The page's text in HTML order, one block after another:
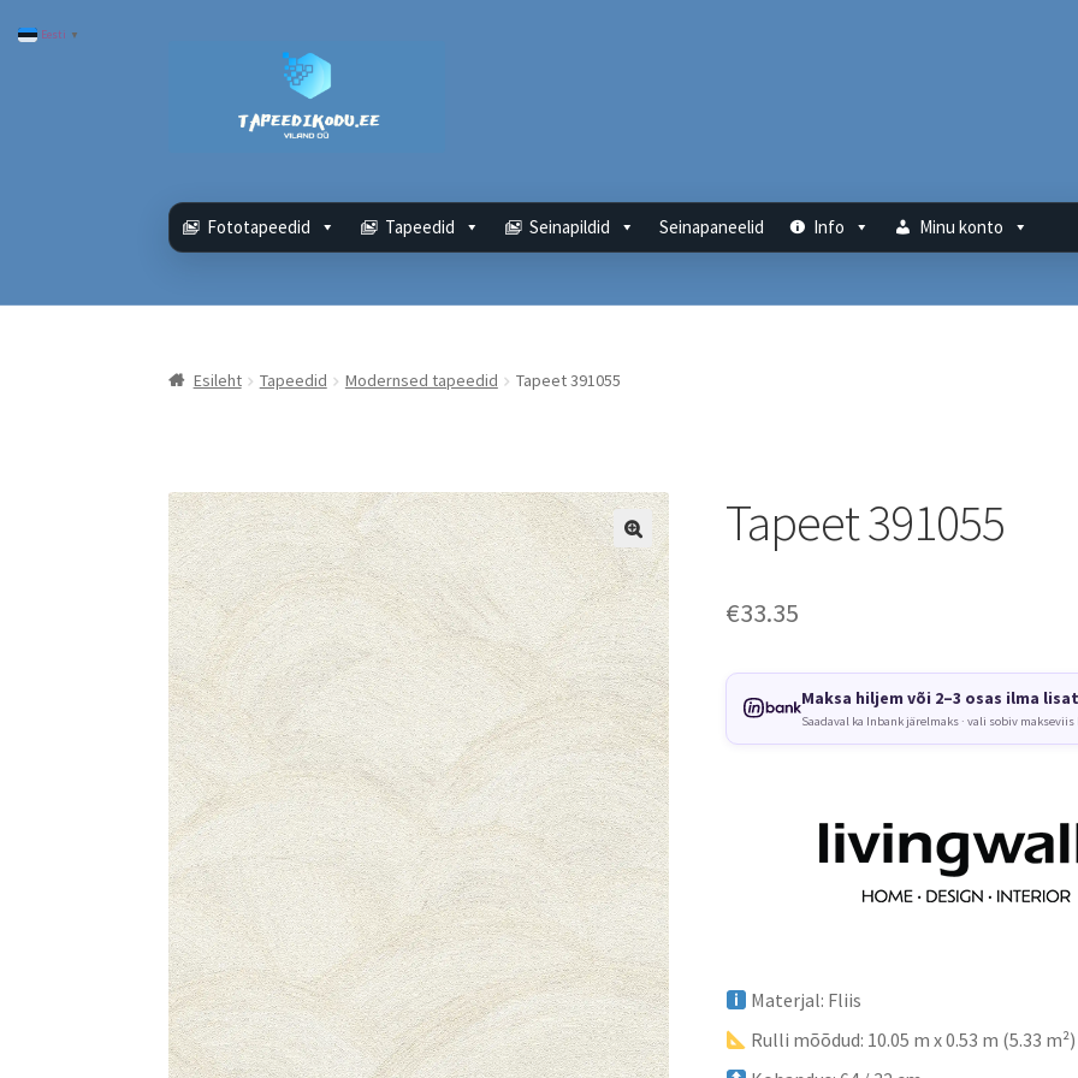
navigeerimisele
Fototapeedid Tapeedid Seinapildid Seinapaneelid Info Minu konto
Esileht Tapeedid Modernsed tapeedid Tapeet 391055
Tapeet 391055
€33.35
Maksa hiljem või 2–3 osas ilma
Saadaval ka Inbank järelmaks · vali sobiv makseviis
Materjal: Fliis
Rulli mõõdud: 10.05 m x 0.53 m (5.33 m²)
Eesti ▼